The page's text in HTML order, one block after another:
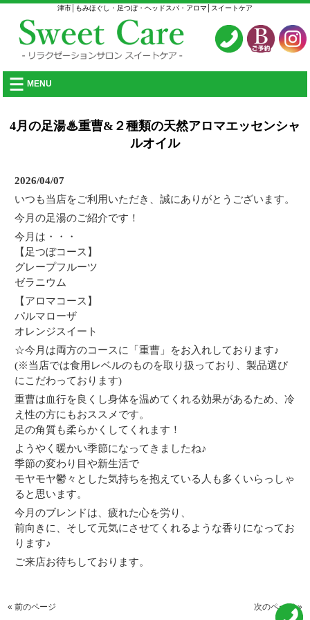
津市│もみほぐし・足つぼ・ヘッドスパ・アロマ│スイートケア
MENU
4月の足湯♨重曹&２種類の天然アロマエッセンシャ
ルオイル
2026/04/07
いつも当店をご利用いただき、誠にありがとうございます。
今月の足湯のご紹介です！
今月は・・・
【足つぼコース】
グレープフルーツ
ゼラニウム
【アロマコース】
パルマローザ
オレンジスイート
☆今月は両方のコースに「重曹」をお入れしております♪
(※当店では食用レベルのものを取り扱っており、製品選び
にこだわっております)
重曹は血行を良くし身体を温めてくれる効果があるため、冷
え性の方にもおススメです。
足の角質も柔らかくしてくれます！
ようやく暖かい季節になってきましたね♪
季節の変わり目や新生活で
モヤモヤ鬱々とした気持ちを抱えている人も多くいらっしゃ
ると思います。
今月のブレンドは、疲れた心を労り、
前向きに、そして元気にさせてくれるような香りになってお
ります♪
ご来店お待ちしております。
« 前のページ 次のページ »